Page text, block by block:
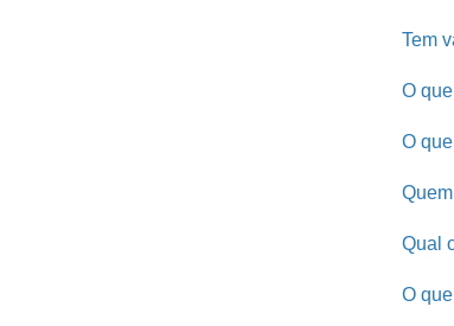
Tem
O
O
Qual
O